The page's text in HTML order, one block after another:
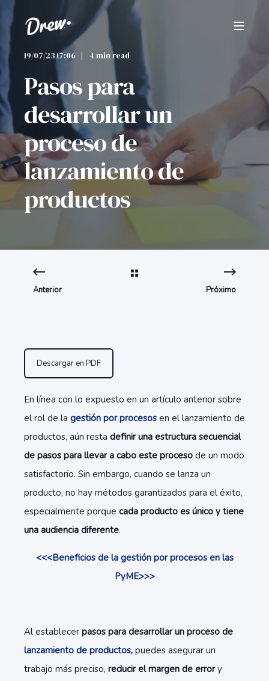
19/07/23 17:06 4 min read
Pasos para
desarrollar un
proceso de
lanzamiento de
productos
Anterior Próximo
Descargar en PDF
En línea con lo expuesto en un artículo anterior sobre
el rol de la gestión por procesos en el lanzamiento de
productos, aún resta definir una estructura secuencial
de pasos para llevar a cabo este proceso de un modo
satisfactorio. Sin embargo, cuando se lanza un
producto, no hay métodos garantizados para el éxito,
especialmente porque cada producto es único y tiene
una audiencia diferente.
<<<Beneficios de la gestión por procesos en las
PyME>>>
Al establecer pasos para desarrollar un proceso de
lanzamiento de productos, puedes asegurar un
trabajo más preciso, reducir el margen de errory